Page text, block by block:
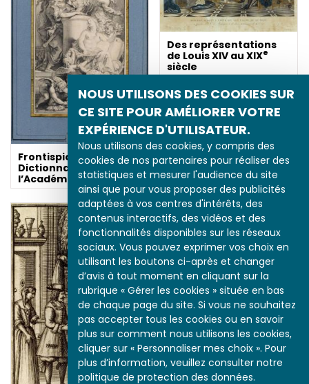
NOUS UTILISONS DES COOKIES SUR
CE SITE POUR AMÉLIORER VOTRE
EXPÉRIENCE D'UTILISATEUR.
Nous utilisons des cookies, y compris des
cookies de nos partenaires pour réaliser des
statistiques et mesurer l'audience du site
ainsi que pour vous proposer des publicités
adaptées à vos centres d'intérêts, des
contenus interactifs, des vidéos et des
fonctionnalités disponibles sur les réseaux
sociaux. Vous pouvez exprimer vos choix en
utilisant les boutons ci-après et changer
d’avis à tout moment en cliquant sur la
rubrique « Gérer les cookies » située en bas
de chaque page du site. Si vous ne souhaitez
pas accepter tous les cookies ou en savoir
plus sur comment nous utilisons les cookies,
cliquer sur « Personnaliser mes choix ». Pour
plus d’information, veuillez consulter notre
politique de protection des données.
Des représentations
de Louis XIV au XIXe
siècle
Frontispice pour le
Dictionnaire de
l’Académie française
Pasteur par Albert
Edelfelt (1885)